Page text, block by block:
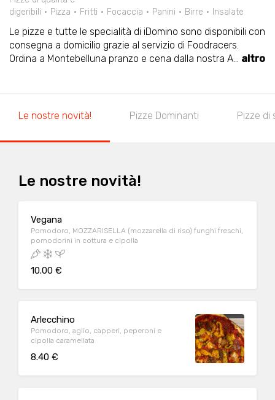
digeribili
Pizza Fritti Focaccia Panini Birre Insalate
Le pizze e tutte le specialità di iDomino sono disponibili con
consegna a domicilio grazie al servizio di Foodracers.
Ordina a Montebelluna pranzo e cena dalla nostra A... altro
Le nostre novità! Pizze Dominanti Pizze di
Le nostre novità!
Vegana
Pomodoro, MOZZARISELLA (mozzarella di riso) funghi freschi,
pomodorini in cottura e cipolla
10.00 €
Arlecchino
Pomodoro, aglio, capperi, peperoni e
cipolla caramellata
8.40 €